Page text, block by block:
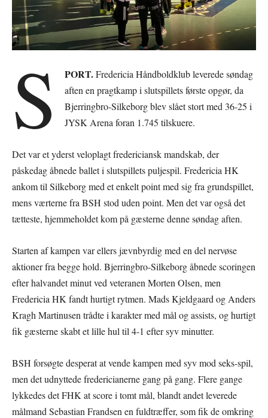
S PORT.Fredericia Håndboldklub leverede søndag
aften en pragtkamp i slutspillets første opgør, da
Bjerringbro-Silkeborg blev slået stort med 36-25 i
JYSK Arena foran 1.745 tilskuere.
Det var et yderst veloplagt fredericiansk mandskab, der
påskedag åbnede ballet i slutspillets puljespil. Fredericia HK
ankom til Silkeborg med et enkelt point med sig fra grundspillet,
mens værterne fra BSH stod uden point. Men det var også det
tætteste, hjemmeholdet kom på gæsterne denne søndag aften.
Starten af kampen var ellers jævnbyrdig med en del nervøse
aktioner fra begge hold. Bjerringbro-Silkeborg åbnede scoringen
efter halvandet minut ved veteranen Morten Olsen, men
Fredericia HK fandt hurtigt rytmen. Mads Kjeldgaard og Anders
Kragh Martinusen trådte i karakter med mål og assists, og hurtigt
fik gæsterne skabt et lille hul til 4-1 efter syv minutter.
BSH forsøgte desperat at vende kampen med syv mod seks-spil,
men det udnyttede fredericianerne gang på gang. Flere gange
lykkedes det FHK at score i tomt mål, blandt andet leverede
målmand Sebastian Frandsen en fuldtræffer, som fik de omkring